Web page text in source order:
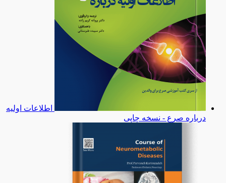
اطلاعات اولیه
درباره صرع - نسخه چاپی